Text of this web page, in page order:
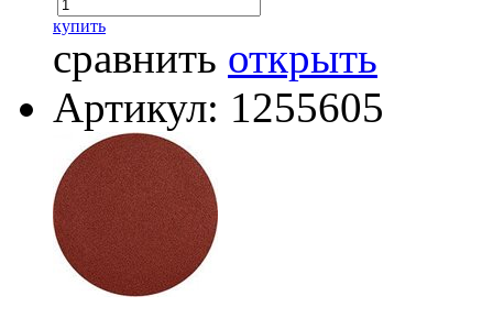
купить
сравнить открыть
Артикул: 1255605